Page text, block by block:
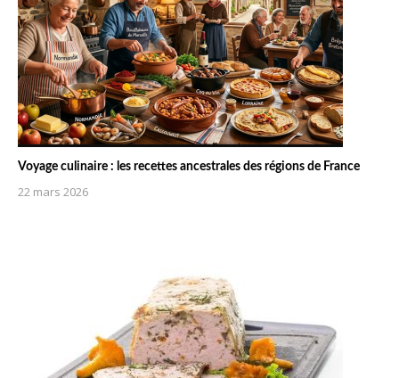
Voyage culinaire : les recettes ancestrales des régions de France
22 mars 2026